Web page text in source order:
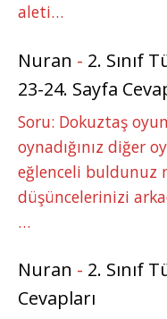
aleti…
Nuran - 2. Sınıf
23-24. Sayfa
Soru: Dokuztaş
oynadığınız diğer
eğlenceli buldunuz
düşüncelerinizi
…
Nuran - 2. Sınıf
Cevapları